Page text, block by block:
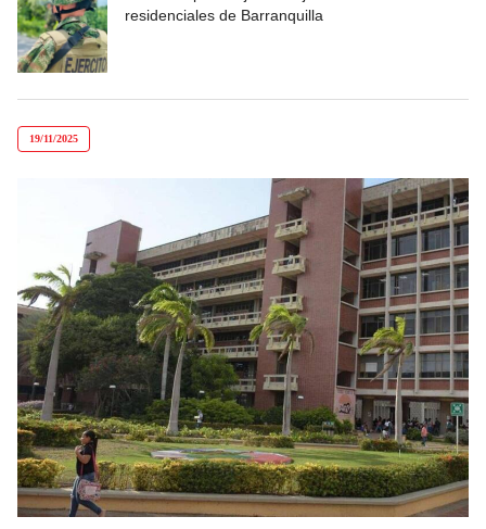
residenciales de Barranquilla
19/11/2025